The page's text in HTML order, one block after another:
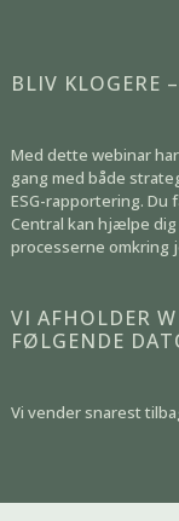
BLIV KLOGERE
Med dette webinar
gang med både
ESG-rapportering. Du
Central kan hjælpe
processerne
VI AFHOLDER
FØLGENDE
Vi vender snarest